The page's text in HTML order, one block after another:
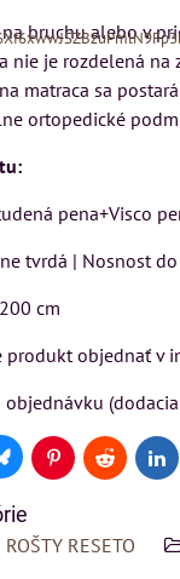
bruchu alebo v
nie je rozdelená
matraca sa
ortopedické
pena+Visco
tvrdá | Nosnost
cm
produkt objednať v
objednávku
BlueskyPinterestReddit
RESETO
Kreslo
Pre
elegancie